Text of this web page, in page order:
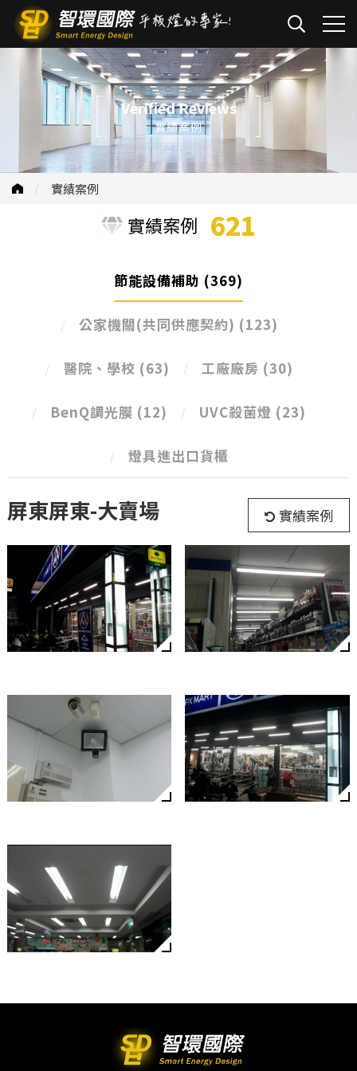
Verified Reviews
實績案例
實績案例
實績案例 621
節能設備補助 (369)
公家機關(共同供應契約) (123)
醫院、學校 (63) 工廠廠房 (30)
BenQ調光膜 (12) UVC殺菌燈 (23)
燈具進出口貨櫃
屏東屏東-大賣場 實績案例